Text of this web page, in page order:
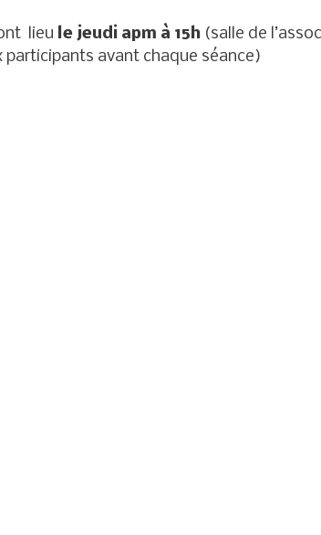
lieu le jeudi apm à 15h (salle de
participants avant chaque séance)